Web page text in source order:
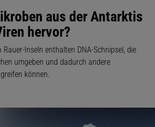
aus der Antarktis
hervor?
Rauer-Inseln enthalten DNA-Schnipsel, die
umgeben und dadurch andere
können.